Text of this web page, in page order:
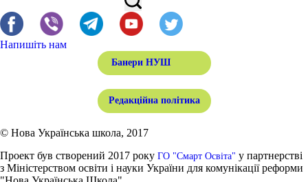
Напишіть нам
Банери НУШ
Редакційна політика
© Нова Українська школа, 2017
Проект був створений 2017 року ГО "Смарт Освіта" у партнерстві
з Міністерством освіти і науки України для комунікації реформи